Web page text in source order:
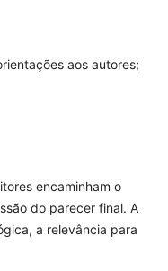
aos autores;
encaminham o
do parecer final. A
a relevância para